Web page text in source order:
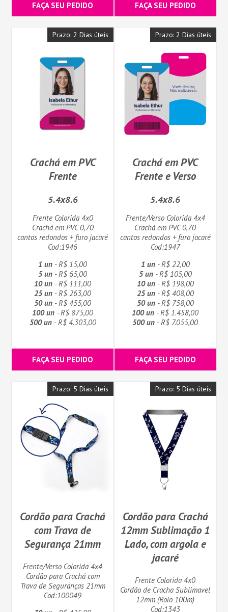
FAÇA SEU PEDIDO FAÇA SEU PEDIDO
Prazo: 2 Dias úteis
Crachá em PVC
Frente
5.4x8.6
Frente Colorida 4x0
Crachá em PVC 0,70
cantos redondos + furo jacaré
Cod:1946
1 un - R$ 15,00
5 un - R$ 65,00
10 un - R$ 111,00
25 un - R$ 263,00
50 un - R$ 455,00
100 un - R$ 875,00
500 un- R$ 4.303,00
FAÇA SEU PEDIDO
Prazo: 2 Dias úteis
Crachá em PVC
Frente e Verso
5.4x8.6
Frente/Verso Colorida 4x4
Crachá em PVC 0,70
cantos redondos + furo jacaré
Cod:1947
1 un- R$ 22,00
5 un- R$ 105,00
10 un- R$ 198,00
25 un- R$ 408,00
50 un- R$ 758,00
100 un - R$ 1.458,00
500 un - R$ 7.055,00
FAÇA SEU PEDIDO
Prazo: 5 Dias úteis
Cordão para Crachá
com Trava de
Segurança 21mm
Frente/Verso Colorida 4x4
Cordão para Crachá com
Trava de Seguranças 21mm
Cod:100049
Prazo: 5 Dias úteis
Cordão para Crachá
12mm Sublimação 1
Lado, com argola e
jacaré
Frente Colorida 4x0
Cordão de Cracha Sublimavel
12mm (Rolo 100m)
Cod:1343